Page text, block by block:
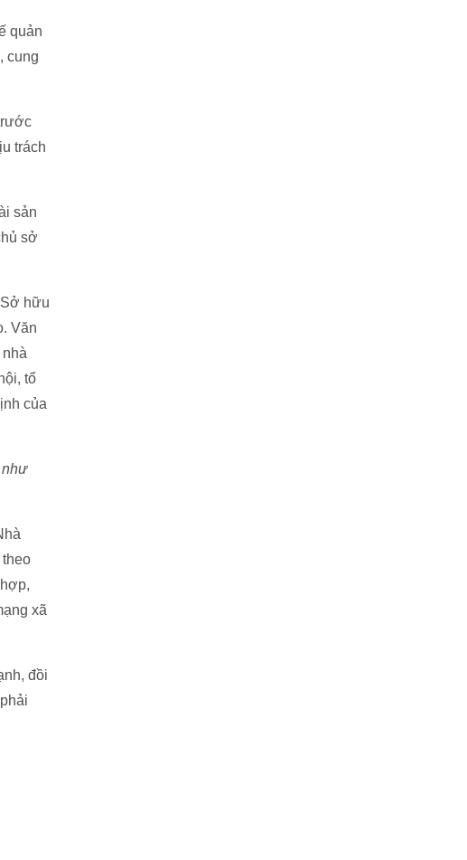
quản
cung
trách
sản
sở
hữu
Văn
tổ
của
như
xã
đồi